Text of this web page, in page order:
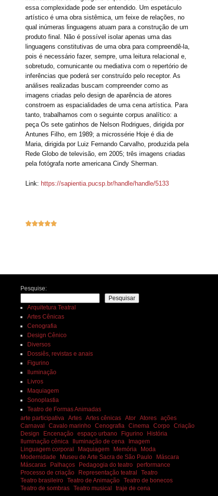
essa complexidade pode ser entendido. Um espetáculo
artístico é uma obra sistêmica, um feixe de relações, no
qual inúmeras linguagens atuam para a construção de um
produto final. Não é possível isolar apenas uma das
linguagens constitutivas de uma obra para compreendê-la,
pois é necessário fazer, sempre, uma leitura relacional e,
sobretudo, comunicante ou mediativa com o repertório de
inferências que poderá ser construído pelo receptor. As
análises realizadas buscam compreender como as
imagens criadas pelo design de aparência de atores
constroem as espacialidades de uma cena artística. Para
tanto, trabalhamos com o seguinte corpus analítico: a
peça Os sete gatinhos de Nelson Rodrigues, dirigida por
Antunes Filho, em 1989; a microssérie Hoje é dia de
Maria, dirigida por Luiz Fernando Carvalho, produzida pela
Rede Globo de televisão, em 2005; três imagens criadas
pela fotógrafa norte americana Cindy Sherman.
Link: https://sapientia.pucsp.br/handle/handle/5133

Pesquise:
Pesquisar
Arquitetura Teatral
Artes Cênicas
Cenografia
Design Cênico
Diversos
Dossiês, revistas e anais
Figurino
Iluminação
Livros
Maquiagem
Sonoplastia
Teatro de Formas Animadas
arte participativa
Artes Artes cênicas Ator Atores ações
Carnaval
Cavalo marinho Cenografia Cinema Corpo Criação
Design
Encenação espaço urbano Figurino
História
Iluminação cênica
Iluminação de cena
Imagem
Linguagem corporal
Maquiagem Memória
Moda
Modernidade
Museu de Arte Sacra de São Paulo
Máscara
Máscaras
Palhaços Pedagogia do teatro performance
Processo de criação
Representação teatral
Teatro
Teatro brasileiro Teatro de Animação Teatro de bonecos
Teatro de sombras Teatro musical traje de cena